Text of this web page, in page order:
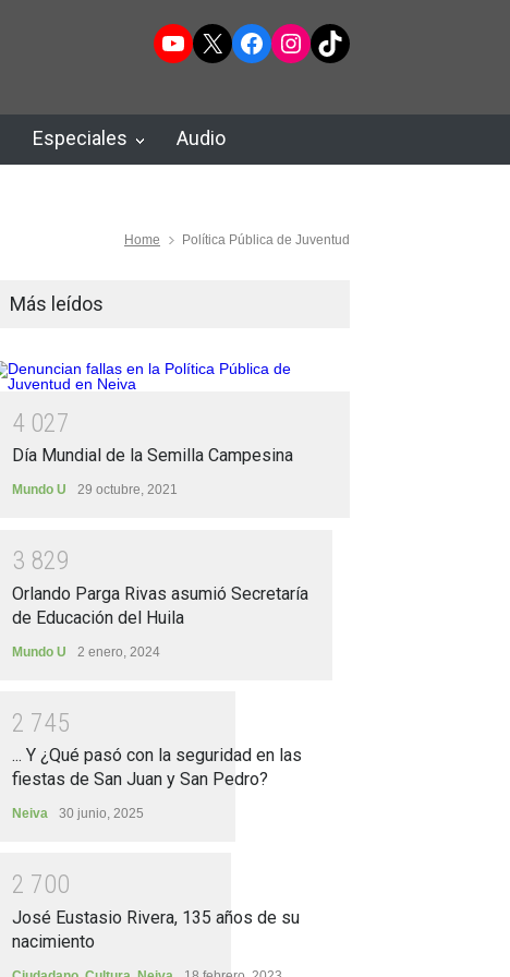
YouTube
X Facebook
Instagram
TikTok
Especiales Audio
Home Política Pública de Juventud
Más leídos
4 027
Día Mundial de la Semilla Campesina
Mundo U 29 octubre, 2021
3 829
Orlando Parga Rivas asumió Secretaría
de Educación del Huila
Mundo U 2 enero, 2024
2 745
... Y ¿Qué pasó con la seguridad en las
fiestas de San Juan y San Pedro?
Neiva 30 junio, 2025
2 700
José Eustasio Rivera, 135 años de su
nacimiento